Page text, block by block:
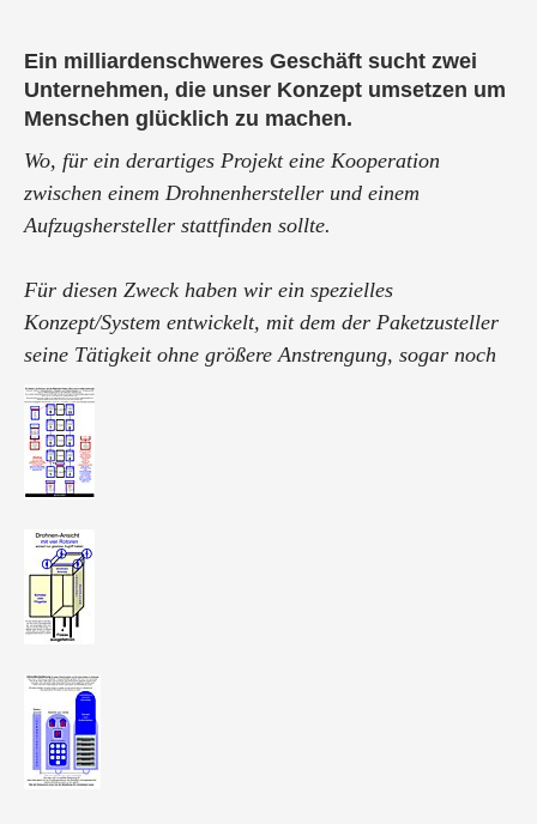
Ein milliardenschweres Geschäft sucht zwei
Unternehmen, die unser Konzept umsetzen um
Menschen glücklich zu machen.
Wo, für ein derartiges Projekt eine Kooperation
zwischen einem Drohnenhersteller und einem
Aufzugshersteller stattfinden sollte.
Für diesen Zweck haben wir ein spezielles
Konzept/System entwickelt, mit dem der Paketzusteller
seine Tätigkeit ohne größere Anstrengung, sogar noch
schneller und einfacher als zuvor, durchführen kann.
Für den Betreiber wird dieses Milliardengeschäft ...